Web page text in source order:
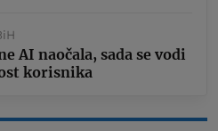
AI naočala, sada se vodi
korisnika